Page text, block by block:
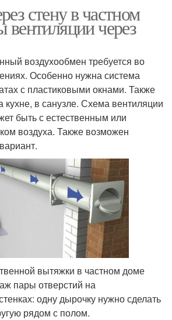
стену в частном
через
воздухообмен требуется во
Особенно нужна система
с пластиковыми окнами. Также
кухне, в санузле. Схема вентиляции
быть с естественным или
воздуха. Также возможен
вытяжки в частном доме
пары отверстий на
одну дырочку нужно сделать
рядом с полом.